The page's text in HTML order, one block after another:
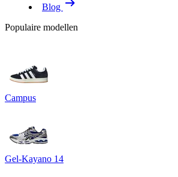
Blog
Populaire modellen
Campus
Gel-Kayano 14